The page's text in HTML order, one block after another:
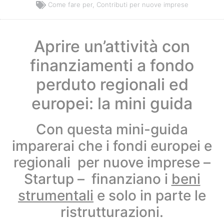
Come fare per, Contributi per nuove imprese
Aprire un’attività con
finanziamenti a fondo
perduto regionali ed
europei: la mini guida
Con questa mini-guida
imparerai che i fondi europei e
regionali per nuove imprese –
Startup – finanziano i beni
strumentali e solo in parte le
ristrutturazioni.